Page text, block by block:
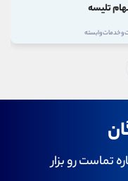
تلیسه
و خدمات وابسته
تماست رو بزار